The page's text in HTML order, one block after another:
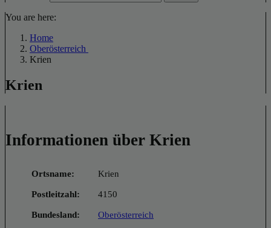
You are here:
Home
Oberösterreich
Krien
Krien
Informationen über Krien
Ortsname: Krien
Postleitzahl: 4150
Bundesland: Oberösterreich